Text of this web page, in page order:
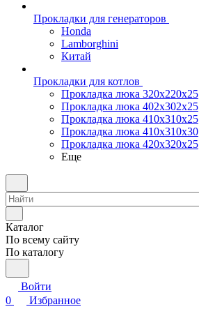
Прокладки для генераторов
Honda
Lamborghini
Китай
Прокладки для котлов
Прокладка люка 320x220x25
Прокладка люка 402x302x25
Прокладка люка 410x310x25
Прокладка люка 410х310х30
Прокладка люка 420x320x25
Еще
Каталог
По всему сайту
По каталогу
Войти
0
Избранное